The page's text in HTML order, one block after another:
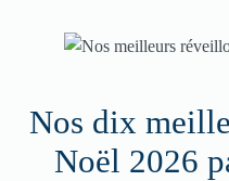
Nos dix
Noël 2026